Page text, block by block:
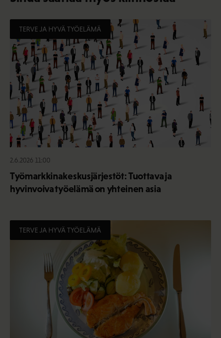
TERVE JA HYVÄ TYÖELÄMÄ
2.6.2026 11:00
Työmarkkinakeskusjärjestöt: Tuottava ja
hyvinvoiva työelämä on yhteinen asia
TERVE JA HYVÄ TYÖELÄMÄ